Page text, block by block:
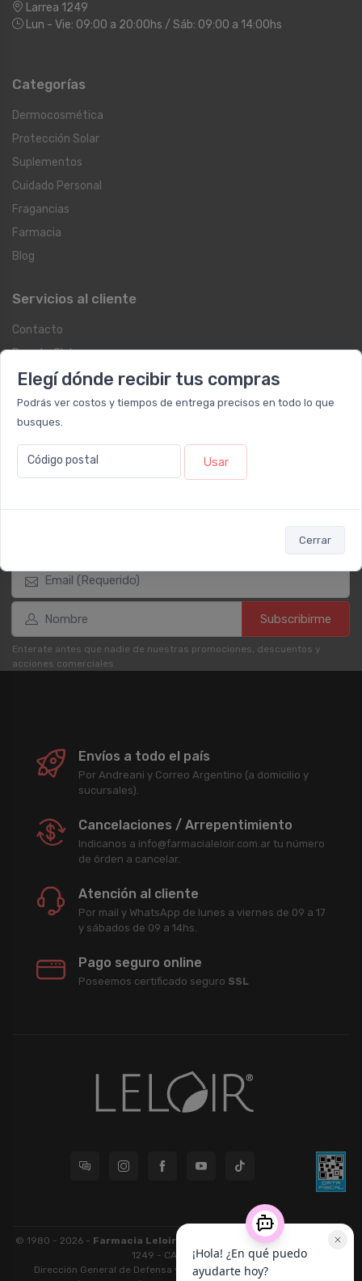
Elegí dónde recibir tus compras
Podrás ver costos y tiempos de entrega precisos en todo lo que
busques.
Código postal Usar
Cerrar
Larrea 1249
Lun - Vie: 09:00 a 20:00hs / Sáb: 09:00 a 14:00hs
Categorías
Dermocosmética
Protección Solar
Suplementos
Cuidado Personal
Fragancias
Farmacia
Blog
Servicios al cliente
Contacto
Beauty Club
Libro de quejas on-line
Botón de arrepentimiento
Términos y condiciones
Reembolso y devoluciones
Preguntas frecuentes
Subscribirme
Enterate antes que nadie de nuestras promociones, descuentos y
acciones comerciales.
Envíos a todo el país
Por Andreani y Correo Argentino (a domicilio y
sucursales).
Cancelaciones / Arrepentimiento
Indicanos a info@farmacialeloir.com.ar tu número
de órden a cancelar.
Atención al cliente
Por mail y WhatsApp de lunes a viernes de 09 a 17
y sábados de 09 a 14hs.
Pago seguro online
Poseemos certificado seguro SSL
© 1980 - 2026 - Farmacia Leloir S.R.L.
| CUIT 33609220789 - Larrea
1249 - CABA - CP 1117
Dirección General de Defensa y Protección al Consumidor: Para